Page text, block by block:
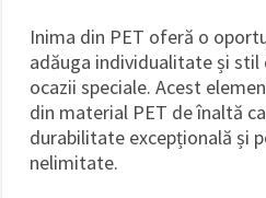
Inima din PET oferă o
adăuga individualitate și
ocazii speciale. Acest
din material PET de înaltă
durabilitate excepțională și
nelimitate.